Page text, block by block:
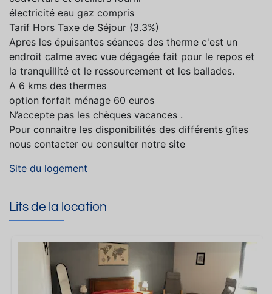
électricité eau gaz compris
Tarif Hors Taxe de Séjour (3.3%)
Apres les épuisantes séances des therme c'est un
endroit calme avec vue dégagée fait pour le repos et
la tranquillité et le ressourcement et les ballades.
A 6 kms des thermes
option forfait ménage 60 euros
N’accepte pas les chèques vacances .
Pour connaitre les disponibilités des différents gîtes
nous contacter ou consulter notre site
Site du logement
Lits de la location